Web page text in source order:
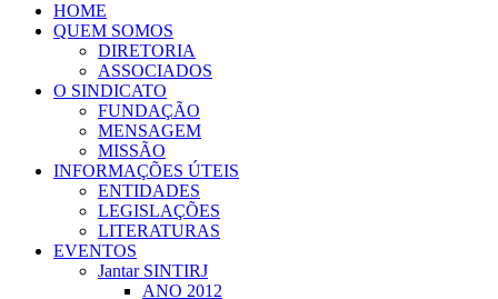
HOME
QUEM SOMOS
DIRETORIA
ASSOCIADOS
O SINDICATO
FUNDAÇÃO
MENSAGEM
MISSÃO
INFORMAÇÕES ÚTEIS
ENTIDADES
LEGISLAÇÕES
LITERATURAS
EVENTOS
Jantar SINTIRJ
ANO 2012